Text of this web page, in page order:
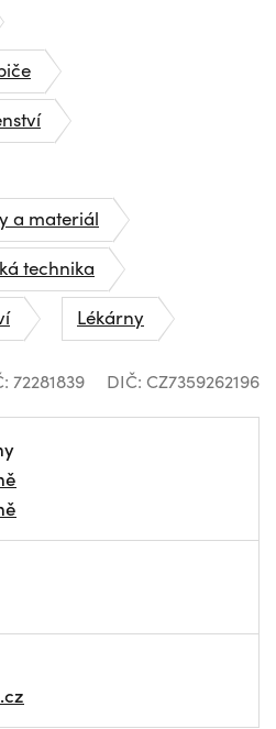
a materiál
technika
Lékárny
72281839 DIČ: CZ7359262196